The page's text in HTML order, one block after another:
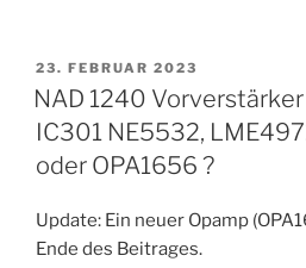
VERÖFFENTLICHT
AM
23. FEBRUAR 2023
NAD 1240
IC301 NE5532,
oder OPA1656 ?
Update: Ein neuer Opamp
Ende des Beitrages.